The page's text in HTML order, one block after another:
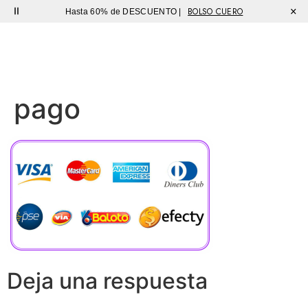
Hasta 60% de DESCUENTO |
BOLSO CUERO ×
pago
Deja una respuesta